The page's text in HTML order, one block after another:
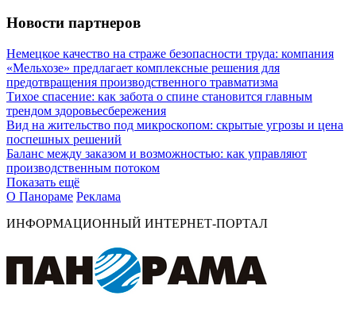
Новости партнеров
Немецкое качество на страже безопасности труда: компания
«Мельхозе» предлагает комплексные решения для
предотвращения производственного травматизма
Тихое спасение: как забота о спине становится главным
трендом здоровьесбережения
Вид на жительство под микроскопом: скрытые угрозы и цена
поспешных решений
Баланс между заказом и возможностью: как управляют
производственным потоком
Показать ещё
О Панораме Реклама
ИНФОРМАЦИОННЫЙ ИНТЕРНЕТ-ПОРТАЛ